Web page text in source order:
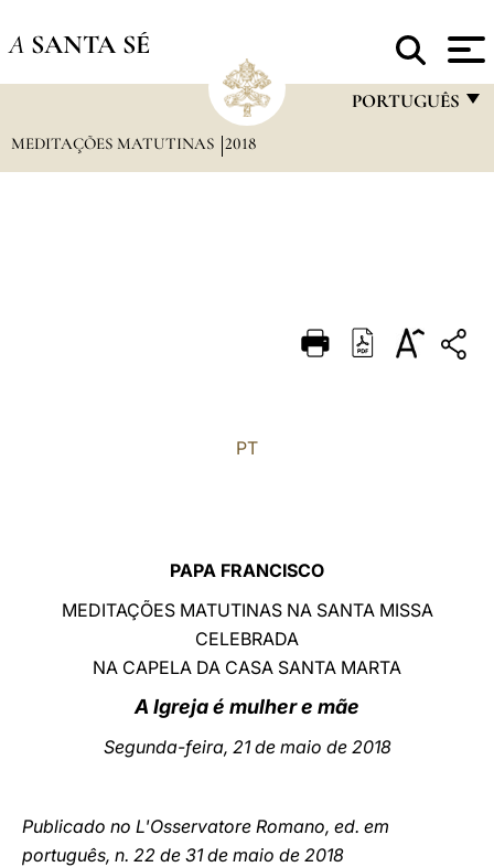
A SANTA SÉ
PORTUGUÊS
DEUTSCH
MEDITAÇÕES MATUTINAS 2018
PT
PAPA FRANCISCO
MEDITAÇÕES MATUTINAS NA SANTA MISSA
CELEBRADA
NA CAPELA DA CASA SANTA MARTA
A Igreja é mulher e mãe
Segunda-feira, 21 de maio de 2018
Publicado no L'Osservatore Romano, ed. em
português, n. 22 de 31 de maio de 2018